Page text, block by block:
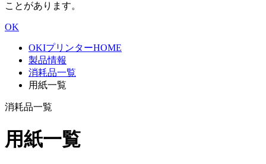
ことがあります。
OK
OKIプリンターHOME
製品情報
消耗品一覧
用紙一覧
消耗品一覧
用紙一覧